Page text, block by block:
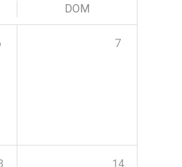
DOM
7
14